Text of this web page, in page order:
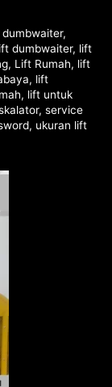
dumbwaiter,
dumbwaiter, lift
, Lift Rumah, lift
, lift
, lift untuk
, service
, ukuran lift